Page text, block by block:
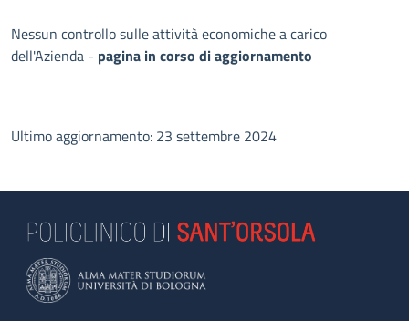
Descrizione
Nessun controllo sulle attività economiche a carico
dell'Azienda - pagina in corso di aggiornamento
Ultimo aggiornamento: 23 settembre 2024